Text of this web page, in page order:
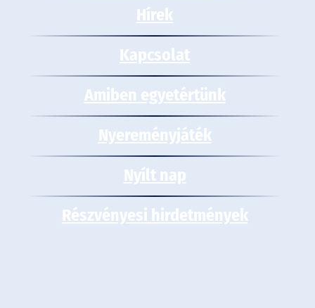
Hírek
Kapcsolat
Amiben egyetértünk
Nyereményjáték
Nyílt nap
Részvényesi hirdetmények